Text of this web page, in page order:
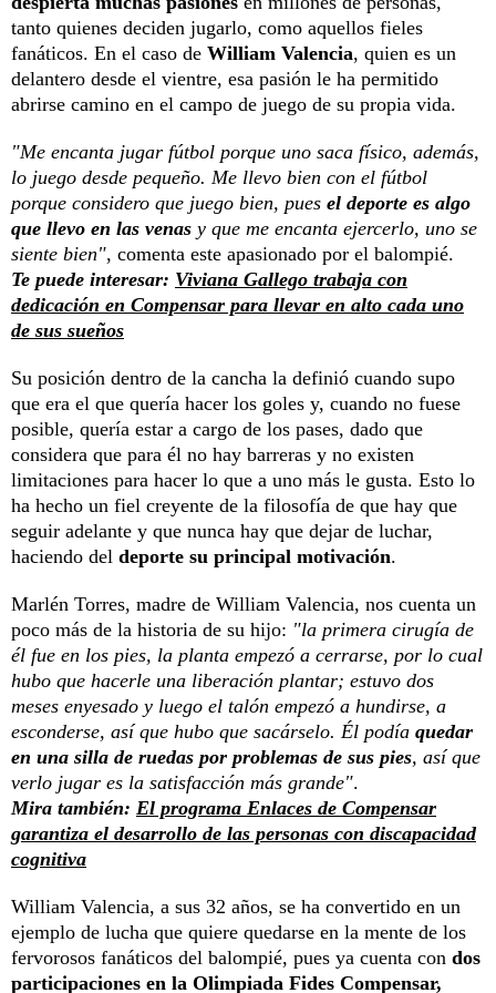
tanto quienes deciden jugarlo, como aquellos fieles
fanáticos. En el caso de William Valencia, quien es un
delantero desde el vientre, esa pasión le ha permitido
abrirse camino en el campo de juego de su propia vida.
"Me encanta jugar fútbol porque uno saca físico, además,
lo juego desde pequeño. Me llevo bien con el fútbol
porque considero que juego bien, pues el deporte es algo
que llevo en las venas y que me encanta ejercerlo, uno se
siente bien", comenta este apasionado por el balompié.
Te puede interesar: Viviana Gallego trabaja con
dedicación en Compensar para llevar en alto cada uno
de sus sueños
Su posición dentro de la cancha la definió cuando supo
que era el que quería hacer los goles y, cuando no fuese
posible, quería estar a cargo de los pases, dado que
considera que para él no hay barreras y no existen
limitaciones para hacer lo que a uno más le gusta. Esto lo
ha hecho un fiel creyente de la filosofía de que hay que
seguir adelante y que nunca hay que dejar de luchar,
haciendo del deporte su principal motivación.
Marlén Torres, madre de William Valencia, nos cuenta un
poco más de la historia de su hijo: "la primera cirugía de
él fue en los pies, la planta empezó a cerrarse, por lo cual
hubo que hacerle una liberación plantar; estuvo dos
meses enyesado y luego el talón empezó a hundirse, a
esconderse, así que hubo que sacárselo. Él podía quedar
en una silla de ruedas por problemas de sus pies, así que
verlo jugar es la satisfacción más grande".
Mira también: El programa Enlaces de Compensar
garantiza el desarrollo de las personas con discapacidad
cognitiva
William Valencia, a sus 32 años, se ha convertido en un
ejemplo de lucha que quiere quedarse en la mente de los
fervorosos fanáticos del balompié, pues ya cuenta con dos
participaciones en la Olimpiada Fides Compensar,